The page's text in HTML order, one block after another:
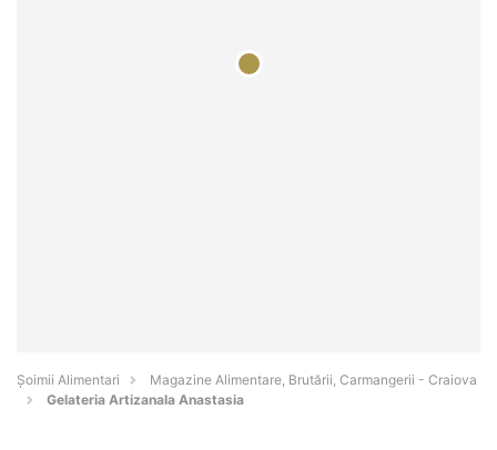
Şoimii Alimentari
Magazine Alimentare, Brutării, Carmangerii - Craiova
Gelateria Artizanala Anastasia